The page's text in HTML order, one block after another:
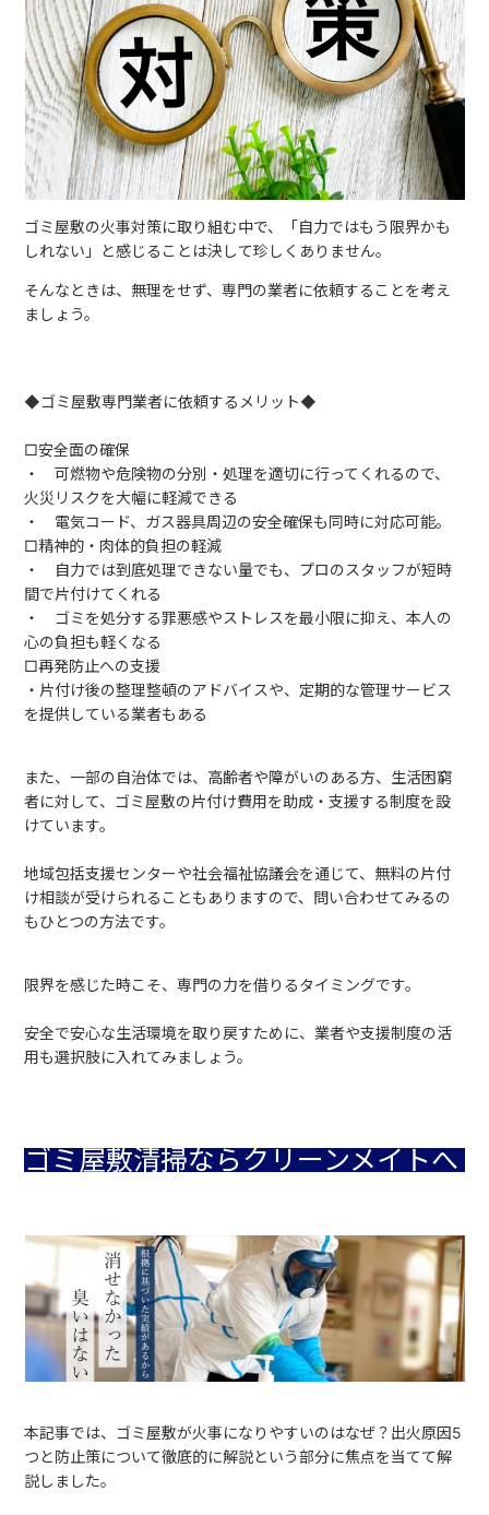
ゴミ屋敷の火事対策に取り組む中で、「自力ではもう限界かも
しれない」と感じることは決して珍しくありません。
そんなときは、無理をせず、専門の業者に依頼することを考え
ましょう。
◆ゴミ屋敷専門業者に依頼するメリット◆
□安全面の確保
・ 可燃物や危険物の分別・処理を適切に行ってくれるので、
火災リスクを大幅に軽減できる
・ 電気コード、ガス器具周辺の安全確保も同時に対応可能。
□精神的・肉体的負担の軽減
・ 自力では到底処理できない量でも、プロのスタッフが短時
間で片付けてくれる
・ ゴミを処分する罪悪感やストレスを最小限に抑え、本人の
心の負担も軽くなる
□再発防止への支援
・片付け後の整理整頓のアドバイスや、定期的な管理サービス
を提供している業者もある
また、一部の自治体では、高齢者や障がいのある方、生活困窮
者に対して、ゴミ屋敷の片付け費用を助成・支援する制度を設
けています。
地域包括支援センターや社会福祉協議会を通じて、無料の片付
け相談が受けられることもありますので、問い合わせてみるの
もひとつの方法です。
限界を感じた時こそ、専門の力を借りるタイミングです。
安全で安心な生活環境を取り戻すために、業者や支援制度の活
用も選択肢に入れてみましょう。
ゴミ屋敷清掃ならクリーンメイトへ
本記事では、ゴミ屋敷が火事になりやすいのはなぜ？出火原因5
つと防止策について徹底的に解説という部分に焦点を当てて解
説しました。